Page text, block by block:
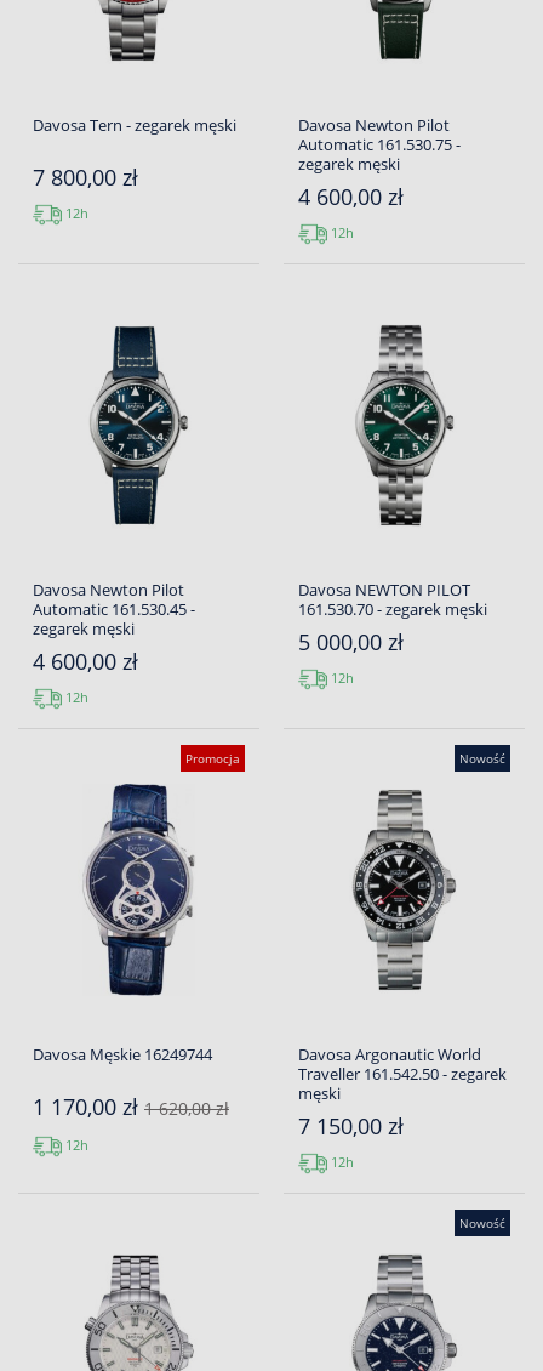
Davosa Tern - zegarek męski
7 800,00 zł
12h
Davosa Newton Pilot
Automatic 161.530.75 -
zegarek męski
4 600,00 zł
12h
Davosa Newton Pilot
Automatic 161.530.45 -
zegarek męski
4 600,00 zł
12h
Davosa NEWTON PILOT
161.530.70 - zegarek męski
5 000,00 zł
12h
Promocja
Davosa Męskie 16249744
1 170,00 zł 1 620,00 zł
12h
Nowość
Davosa Argonautic World
Traveller 161.542.50 - zegarek
męski
7 150,00 zł
12h
Nowość